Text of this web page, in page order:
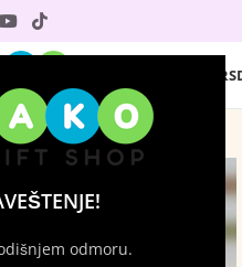
odmoru.
majice